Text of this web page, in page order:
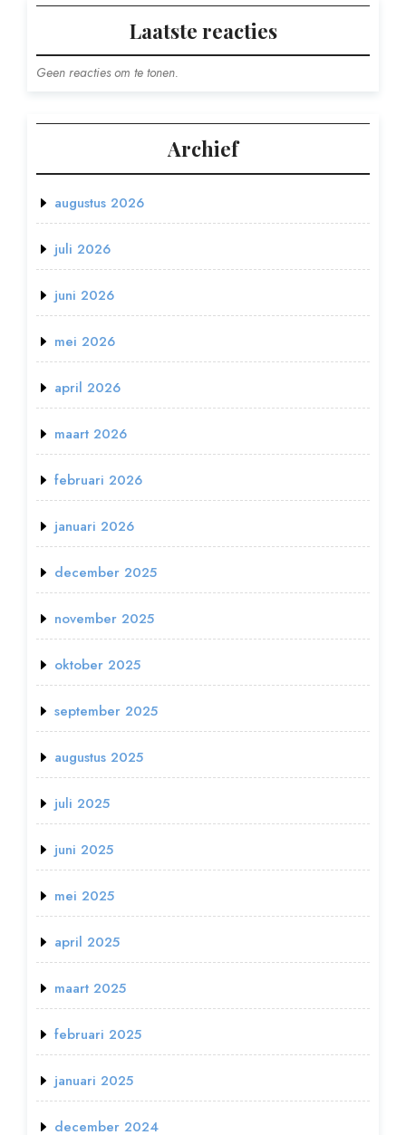
Laatste reacties
Geen reacties om te tonen.
Archief
augustus 2026
juli 2026
juni 2026
mei 2026
april 2026
maart 2026
februari 2026
januari 2026
december 2025
november 2025
oktober 2025
september 2025
augustus 2025
juli 2025
juni 2025
mei 2025
april 2025
maart 2025
februari 2025
januari 2025
december 2024